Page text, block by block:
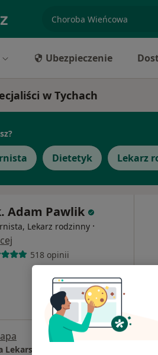
specjalizacja, badanie
Ubezpieczenie
w Tychach
Dietetyk Lekarz
Adam Pawlik
Lekarz rodzinny ·
518 opinii
Adam Pawlik